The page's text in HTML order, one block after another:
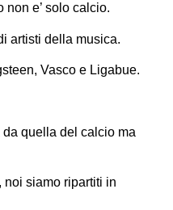
non e’ solo calcio.
artisti della musica.
Vasco e Ligabue.
da quella del calcio ma
, noi siamo ripartiti in